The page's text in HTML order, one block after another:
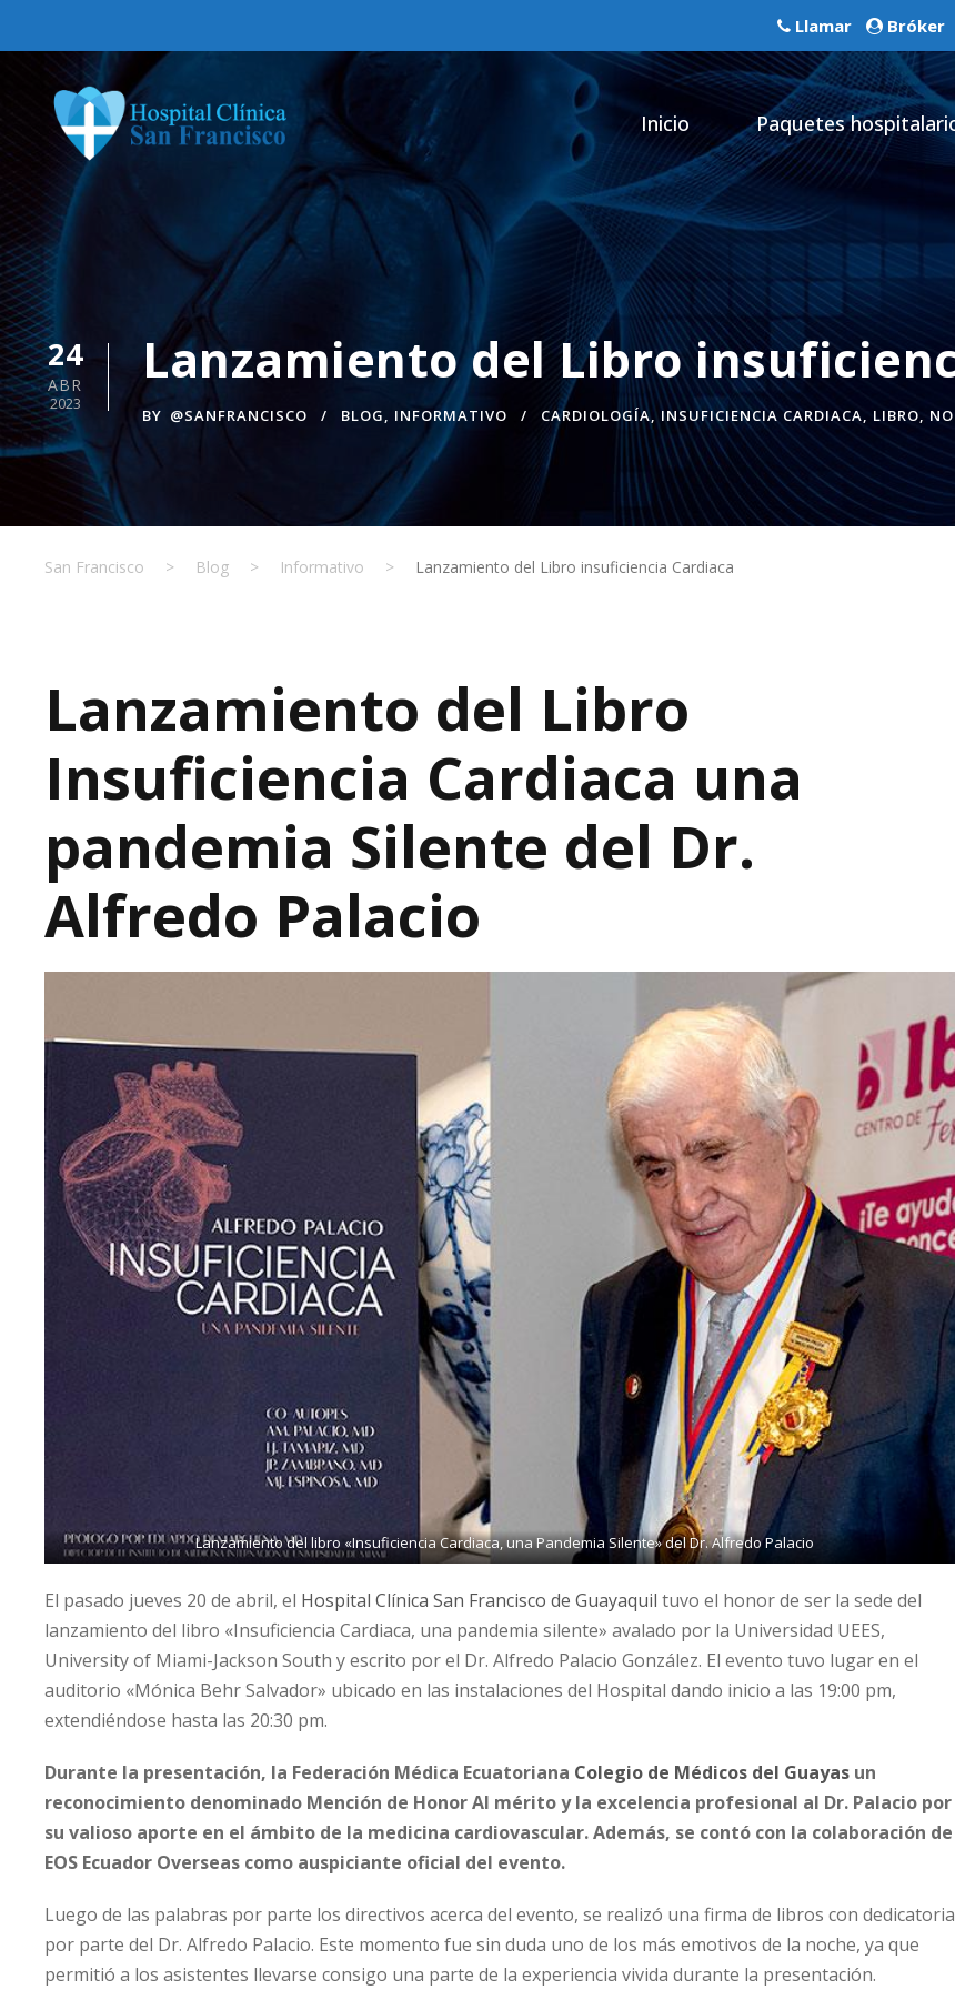
Llamar Bróker
Inicio Paquetes
24
ABR
2023
Lanzamiento del Libro
BY @SANFRANCISCO BLOG, INFORMATIVO CARDIOLOGÍA, INSUFICIENCIA CARDIACA, LIBRO,
San Francisco > Blog > Informativo > Lanzamiento del Libro insuficiencia Cardiaca
Lanzamiento del Libro
Insuficiencia Cardiaca una
pandemia Silente del Dr.
Alfredo Palacio
Lanzamiento del libro «Insuficiencia Cardiaca, una Pandemia Silente» del Dr. Alfredo Palacio
El pasado jueves 20 de abril, el Hospital Clínica San Francisco de Guayaquil tuvo el honor de ser la sede del
lanzamiento del libro «Insuficiencia Cardiaca, una pandemia silente» avalado por la Universidad UEES,
University of Miami-Jackson South y escrito por el Dr. Alfredo Palacio González. El evento tuvo lugar en el
auditorio «Mónica Behr Salvador» ubicado en las instalaciones del Hospital dando inicio a las 19:00 pm,
extendiéndose hasta las 20:30 pm.
Durante la presentación, la Federación Médica Ecuatoriana Colegio de Médicos del Guayas un
reconocimiento denominado Mención de Honor Al mérito y la excelencia profesional al Dr. Palacio por
su valioso aporte en el ámbito de la medicina cardiovascular. Además, se contó con la colaboración de
EOS Ecuador Overseas como auspiciante oficial del evento.
Luego de las palabras por parte los directivos acerca del evento, se realizó una firma de libros con dedicatoria
por parte del Dr. Alfredo Palacio. Este momento fue sin duda uno de los más emotivos de la noche, ya que
permitió a los asistentes llevarse consigo una parte de la experiencia vivida durante la presentación.